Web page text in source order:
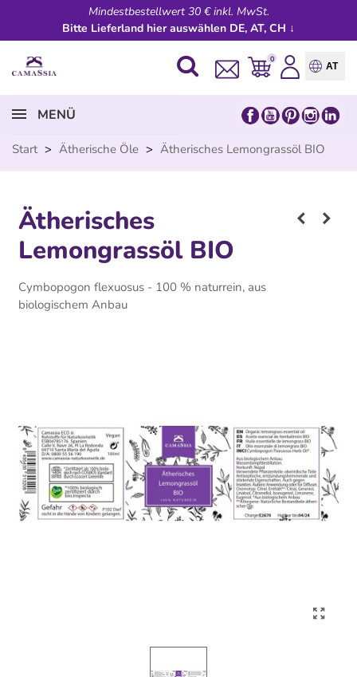
Mindestbestellwert 30 € inkl. MwSt.
Bitte Lieferland hier auswählen DE, AT, CH ↓
0
AT
MENÜ
Start > Ätherische Öle > Ätherisches Lemongrassöl BIO
Ätherisches
Lemongrassöl BIO
Cymbopogon flexuosus - 100 % naturrein, aus
biologischem Anbau